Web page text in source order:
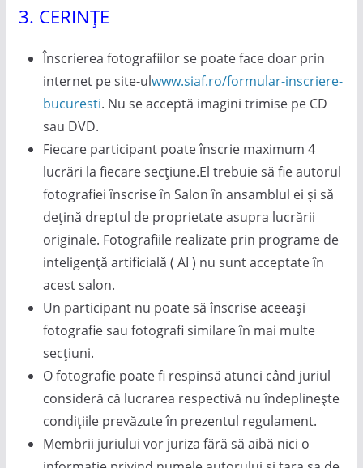
3. CERINȚE
Înscrierea fotografiilor se poate face doar prin
internet pe site-ulwww.siaf.ro/formular-inscriere-
bucuresti. Nu se acceptă imagini trimise pe CD
sau DVD.
Fiecare participant poate înscrie maximum 4
lucrări la fiecare secțiune.El trebuie să fie autorul
fotografiei înscrise în Salon în ansamblul ei și să
dețină dreptul de proprietate asupra lucrării
originale. Fotografiile realizate prin programe de
inteligență artificială ( AI ) nu sunt acceptate în
acest salon.
Un participant nu poate să înscrise aceeași
fotografie sau fotografi similare în mai multe
secțiuni.
O fotografie poate fi respinsă atunci când juriul
consideră că lucrarea respectivă nu îndeplinește
condițiile prevăzute în prezentul regulament.
Membrii juriului vor juriza fără să aibă nici o